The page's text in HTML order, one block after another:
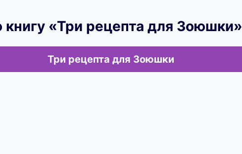
книгу «Три рецепта для Зоюшки»
Три рецепта для Зоюшки